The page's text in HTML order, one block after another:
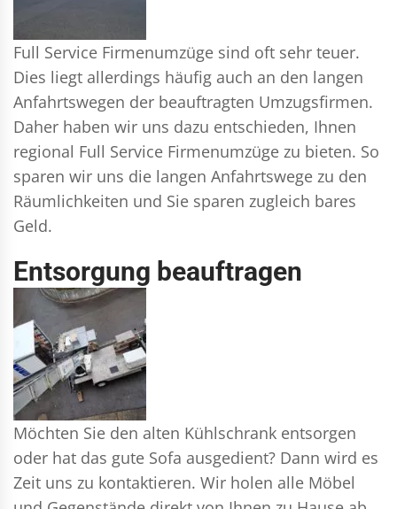
Full Service Firmenumzüge sind oft sehr teuer.
Dies liegt allerdings häufig auch an den langen
Anfahrtswegen der beauftragten Umzugsfirmen.
Daher haben wir uns dazu entschieden, Ihnen
regional Full Service Firmenumzüge zu bieten. So
sparen wir uns die langen Anfahrtswege zu den
Räumlichkeiten und Sie sparen zugleich bares
Geld.
Entsorgung beauftragen
Möchten Sie den alten Kühlschrank entsorgen
oder hat das gute Sofa ausgedient? Dann wird es
Zeit uns zu kontaktieren. Wir holen alle Möbel